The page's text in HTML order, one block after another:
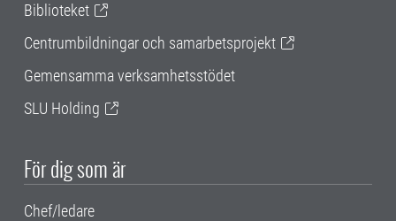
Biblioteket
Centrumbildningar och samarbetsprojekt
Gemensamma verksamhetsstödet
SLU Holding
För dig som är
Chef/ledare